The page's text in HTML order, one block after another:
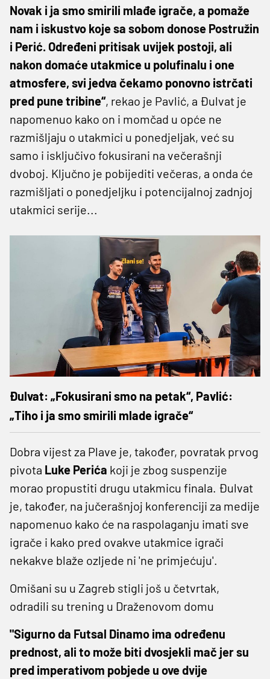
Novak i ja smo smirili mlađe igrače, a pomaže
nam i iskustvo koje sa sobom donose Postružin
i Perić. Određeni pritisak uvijek postoji, ali
nakon domaće utakmice u polufinalu i one
atmosfere, svi jedva čekamo ponovno istrčati
pred pune tribine“, rekao je Pavlić, a Đulvat je
napomenuo kako on i momčad u opće ne
razmišljaju o utakmici u ponedjeljak, već su
samo i isključivo fokusirani na večerašnji
dvoboj. Ključno je pobijediti večeras, a onda će
razmišljati o ponedjeljku i potencijalnoj zadnjoj
utakmici serije...
Đulvat: „Fokusirani smo na petak“, Pavlić:
„Tiho i ja smo smirili mlade igrače“
Dobra vijest za Plave je, također, povratak prvog
pivota Luke Perića koji je zbog suspenzije
morao propustiti drugu utakmicu finala. Đulvat
je, također, na jučerašnjoj konferenciji za medije
napomenuo kako će na raspolaganju imati sve
igrače i kako pred ovakve utakmice igrači
nekakve blaže ozljede ni 'ne primjećuju'.
Omišani su u Zagreb stigli još u četvrtak,
odradili su trening u Draženovom domu
"Sigurno da Futsal Dinamo ima određenu
prednost, ali to može biti dvosjekli mač jer su
pred imperativom pobjede u ove dvije